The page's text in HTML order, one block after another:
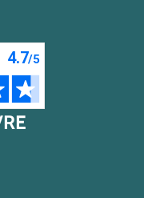
Pinterest
compte Twitter/X